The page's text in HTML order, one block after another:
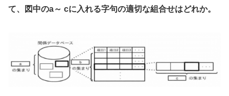
て、図中のa～ cに入れる字句の適切な組合せはどれか。